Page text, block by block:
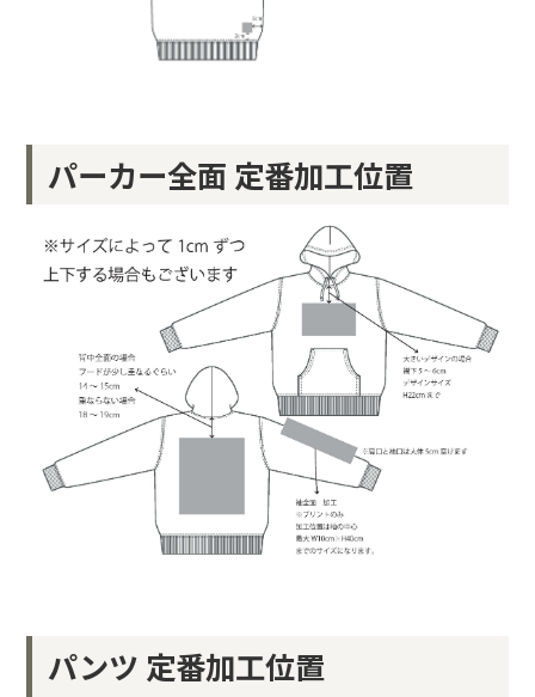
パーカー全面 定番加工位置
パンツ 定番加工位置